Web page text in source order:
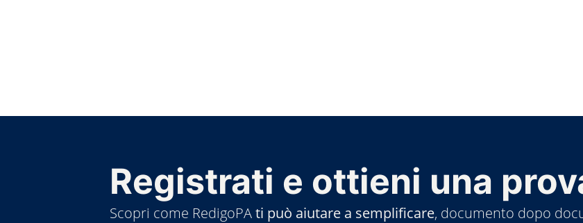
Registrati e ottieni una
Scopri come RedigoPAti può aiutare a semplificare, documento dopo